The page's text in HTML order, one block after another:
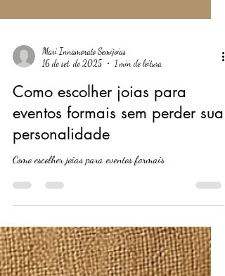
16 de set. de 2025
1 min de leitura
Como escolher joias para
eventos formais sem perder sua
personalidade
Como escolher joias para eventos formais